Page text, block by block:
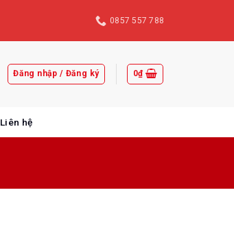
0857 557 788
Đăng nhập / Đăng ký 0₫
Liên hệ